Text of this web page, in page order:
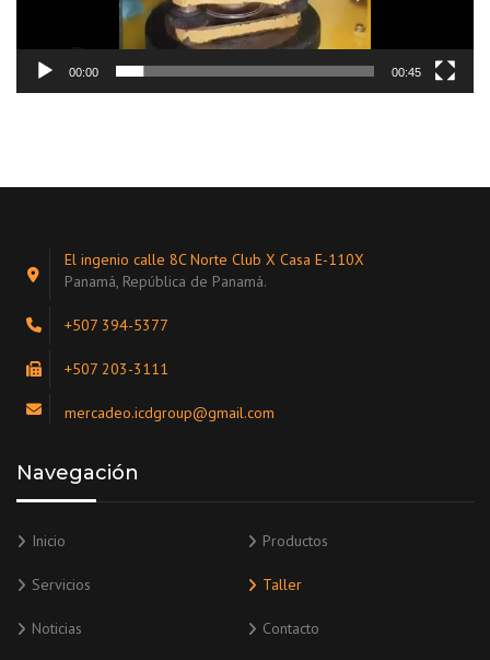
00:00 00:45
El ingenio calle 8C Norte Club X Casa E-110X
Panamá, República de Panamá.
+507 394-5377
+507 203-3111
mercadeo.icdgroup@gmail.com
Navegación
Inicio Productos
Servicios Taller
Noticias Contacto